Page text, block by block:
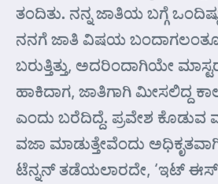
ತಂದಿತು. ನನ್ನ ಜಾತಿಯ ಬಗ್ಗೆ
ನನಗೆ ಜಾತಿ ವಿಷಯ ಬಂದಾಗಲಂತೂ
ಬರುತ್ತಿತ್ತು, ಅದರಿಂದಾಗಿಯೇ
ಹಾಕಿದಾಗ, ಜಾತಿಗಾಗಿ ಮೀಸಲಿದ್ದ
ಎಂದು ಬರೆದಿದ್ದೆ. ಪ್ರವೇಶ ಕೊಡುವ
ವಜಾ ಮಾಡುತ್ತೇವೆಂದು
ಟೆನ್ನನ್ ತಡೆಯಲಾರದೇ, ‘ಇಟ್ ಈಸ್